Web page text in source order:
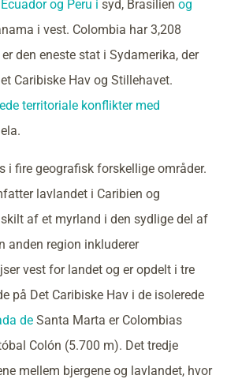
og Peru i syd, Brasilien og
i vest. Colombia har 3,208
den eneste stat i Sydamerika, der
Caribiske Hav og Stillehavet.
territoriale konflikter med
i fire geografisk forskellige områder.
lavlandet i Caribien og
af et myrland i den sydlige del af
anden region inkluderer
vest for landet og er opdelt i tre
på Det Caribiske Hav i de isolerede
de Santa Marta er Colombias
Colón (5.700 m). Det tredje
mellem bjergene og lavlandet, hvor